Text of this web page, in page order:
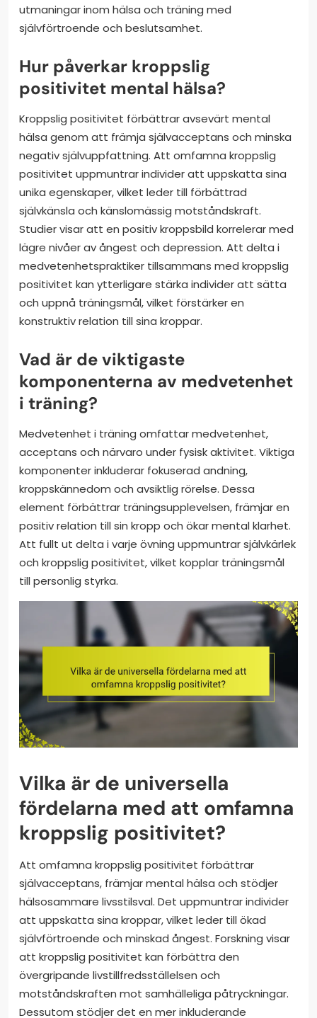
utmaningar inom hälsa och träning med
självförtroende och beslutsamhet.
Hur påverkar kroppslig
positivitet mental hälsa?
Kroppslig positivitet förbättrar avsevärt mental
hälsa genom att främja självacceptans och minska
negativ självuppfattning. Att omfamna kroppslig
positivitet uppmuntrar individer att uppskatta sina
unika egenskaper, vilket leder till förbättrad
självkänsla och känslomässig motståndskraft.
Studier visar att en positiv kroppsbild korrelerar med
lägre nivåer av ångest och depression. Att delta i
medvetenhetspraktiker tillsammans med kroppslig
positivitet kan ytterligare stärka individer att sätta
och uppnå träningsmål, vilket förstärker en
konstruktiv relation till sina kroppar.
Vad är de viktigaste
komponenterna av medvetenhet
i träning?
Medvetenhet i träning omfattar medvetenhet,
acceptans och närvaro under fysisk aktivitet. Viktiga
komponenter inkluderar fokuserad andning,
kroppskännedom och avsiktlig rörelse. Dessa
element förbättrar träningsupplevelsen, främjar en
positiv relation till sin kropp och ökar mental klarhet.
Att fullt ut delta i varje övning uppmuntrar självkärlek
och kroppslig positivitet, vilket kopplar träningsmål
till personlig styrka.
Vilka är de universella
fördelarna med att omfamna
kroppslig positivitet?
Att omfamna kroppslig positivitet förbättrar
självacceptans, främjar mental hälsa och stödjer
hälsosammare livsstilsval. Det uppmuntrar individer
att uppskatta sina kroppar, vilket leder till ökad
självförtroende och minskad ångest. Forskning visar
att kroppslig positivitet kan förbättra den
övergripande livstillfredsställelsen och
motståndskraften mot samhälleliga påtryckningar.
Dessutom stödjer det en mer inkluderande